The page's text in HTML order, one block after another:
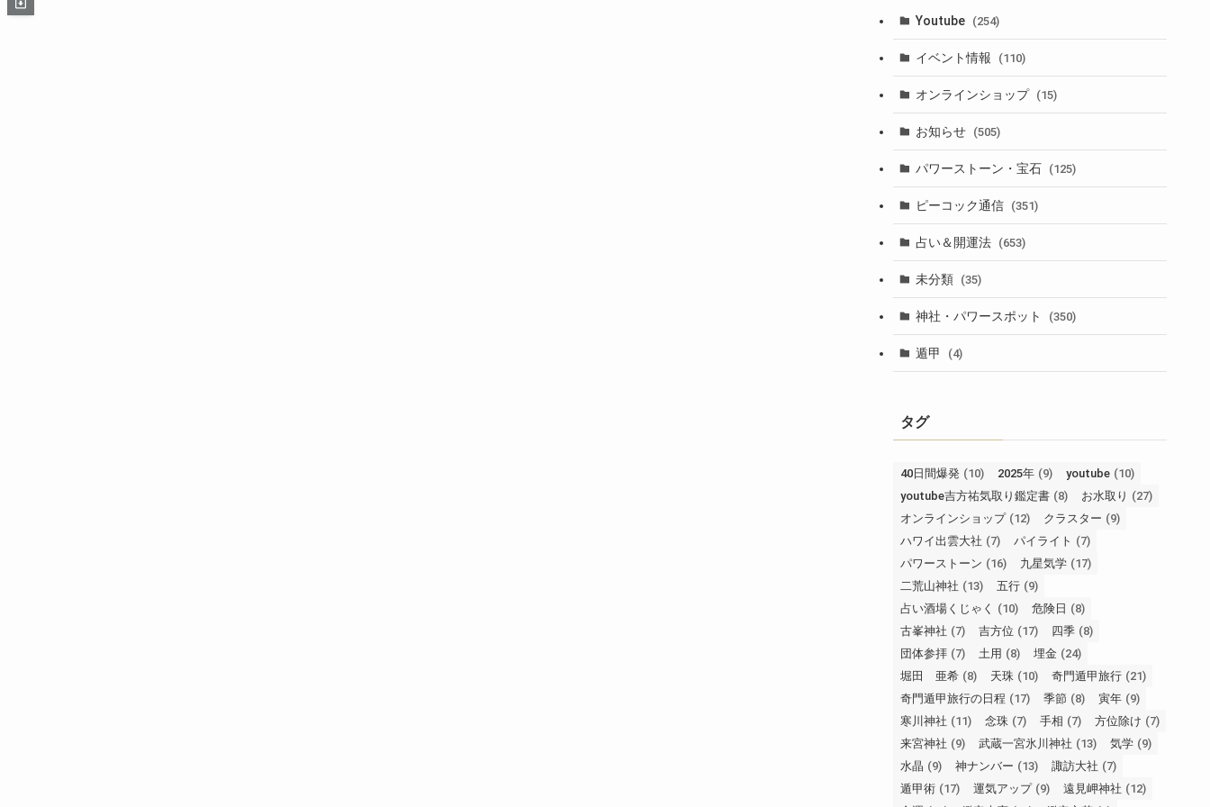
Youtube (254)
イベント情報 (110)
オンラインショップ (15)
お知らせ (505)
パワーストーン・宝石 (125)
ピーコック通信 (351)
占い＆開運法 (653)
未分類 (35)
神社・パワースポット (350)
遁甲 (4)
タグ
40日間爆発 (10) 2025年 (9) youtube (10)
youtube吉方祐気取り鑑定書 (8) お水取り (27)
オンラインショップ (12) クラスター (9)
ハワイ出雲大社 (7) パイライト (7)
パワーストーン (16) 九星気学 (17)
二荒山神社 (13) 五行 (9)
占い酒場くじゃく
(10) 危険日 (8)
古峯神社 (7) 吉方位 (17) 四季 (8)
団体参拝 (7) 土用 (8) 埋金 (24)
堀田 亜希 (8) 天珠 (10) 奇門遁甲旅行 (21)
奇門遁甲旅行の日程 (17) 季節 (8) 寅年 (9)
寒川神社 (11) 念珠 (7) 手相 (7) 方位除け (7)
来宮神社 (9) 武蔵一宮氷川神社 (13) 気学 (9)
水晶 (9) 神ナンバー (13) 諏訪大社 (7)
遁甲術 (17) 運気アップ (9) 遠見岬神社 (12)